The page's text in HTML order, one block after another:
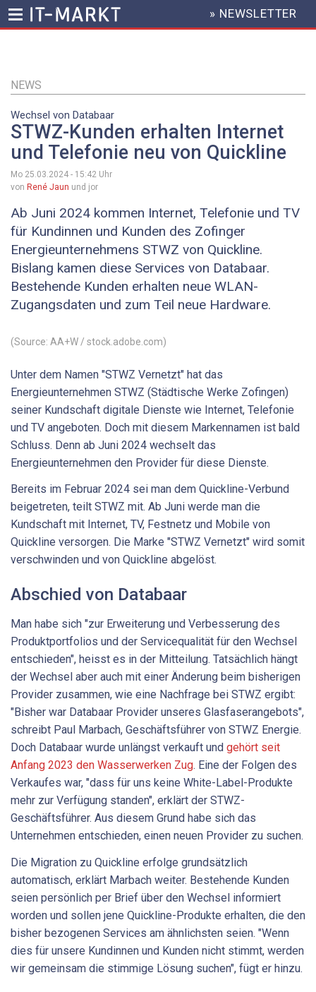
Inhalt
HEADER
MENU
» NEWSLETTER
NEWS
Wechsel von Databaar
STWZ-Kunden erhalten Internet
und Telefonie neu von Quickline
Mo 25.03.2024 - 15:42 Uhr
von René Jaun und jor
Ab Juni 2024 kommen Internet, Telefonie und TV
für Kundinnen und Kunden des Zofinger
Energieunternehmens STWZ von Quickline.
Bislang kamen diese Services von Databaar.
Bestehende Kunden erhalten neue WLAN-
Zugangsdaten und zum Teil neue Hardware.
(Source: AA+W / stock.adobe.com)
Unter dem Namen "STWZ Vernetzt" hat das
Energieunternehmen STWZ (Städtische Werke Zofingen)
seiner Kundschaft digitale Dienste wie Internet, Telefonie
und TV angeboten. Doch mit diesem Markennamen ist bald
Schluss. Denn ab Juni 2024 wechselt das
Energieunternehmen den Provider für diese Dienste.
Bereits im Februar 2024 sei man dem Quickline-Verbund
beigetreten, teilt STWZ mit. Ab Juni werde man die
Kundschaft mit Internet, TV, Festnetz und Mobile von
Quickline versorgen. Die Marke "STWZ Vernetzt" wird somit
verschwinden und von Quickline abgelöst.
Abschied von Databaar
Man habe sich "zur Erweiterung und Verbesserung des
Produktportfolios und der Servicequalität für den Wechsel
entschieden", heisst es in der Mitteilung. Tatsächlich hängt
der Wechsel aber auch mit einer Änderung beim bisherigen
Provider zusammen, wie eine Nachfrage bei STWZ ergibt:
"Bisher war Databaar Provider unseres Glasfaserangebots",
schreibt Paul Marbach, Geschäftsführer von STWZ Energie.
Doch Databaar wurde unlängst verkauft und gehört seit
Anfang 2023 den Wasserwerken Zug. Eine der Folgen des
Verkaufes war, "dass für uns keine White-Label-Produkte
mehr zur Verfügung standen", erklärt der STWZ-
Geschäftsführer. Aus diesem Grund habe sich das
Unternehmen entschieden, einen neuen Provider zu suchen.
Die Migration zu Quickline erfolge grundsätzlich
automatisch, erklärt Marbach weiter. Bestehende Kunden
seien persönlich per Brief über den Wechsel informiert
worden und sollen jene Quickline-Produkte erhalten, die den
bisher bezogenen Services am ähnlichsten seien. "Wenn
dies für unsere Kundinnen und Kunden nicht stimmt, werden
wir gemeinsam die stimmige Lösung suchen", fügt er hinzu.